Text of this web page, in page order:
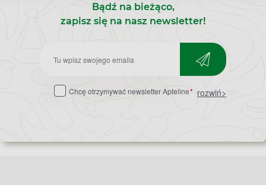
Bądź na bieżąco,
zapisz się na nasz newsletter!
Zapisz
do
Chcę otrzymywać newsletter Apteline* rozwiń>